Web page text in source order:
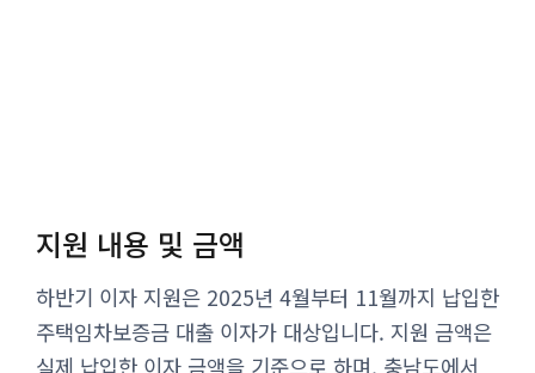
지원 내용 및 금액
하반기 이자 지원은 2025년 4월부터 11월까지 납입한
주택임차보증금 대출 이자가 대상입니다. 지원 금액은
실제 납입한 이자 금액을 기준으로 하며, 충남도에서